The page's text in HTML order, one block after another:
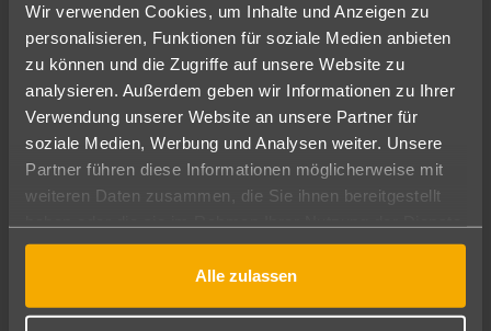
Wir verwenden Cookies, um Inhalte und Anzeigen zu
personalisieren, Funktionen für soziale Medien anbieten
zu können und die Zugriffe auf unsere Website zu
analysieren. Außerdem geben wir Informationen zu Ihrer
Verwendung unserer Website an unsere Partner für
soziale Medien, Werbung und Analysen weiter. Unsere
Partner führen diese Informationen möglicherweise mit
weiteren Daten zusammen, die Sie ihnen bereitgestellt
gesammelt haben.
Alle zulassen
Ändere die Kriterien nach deinen Wünschen
Pauschal Nur Hotel
Abflughafen
Alle Abflughäfen
10.08.26–08.08.27 7-21 Nächte